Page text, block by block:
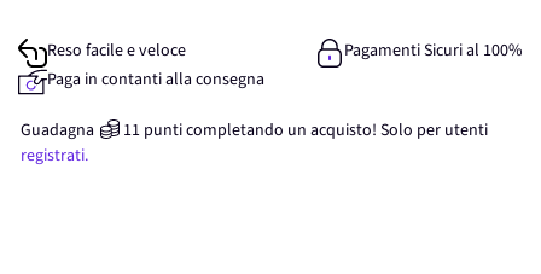
Reso facile e veloce
Pagamenti Sicuri al 100%
Paga in contanti alla consegna
Guadagna 11 punticompletando un acquisto! Solo per utenti
registrati.